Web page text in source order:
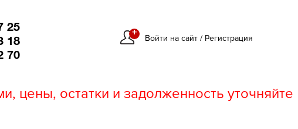
25
18
70
+
Войти на сайт / Регистрация
цены, остатки и задолженность уточняйте